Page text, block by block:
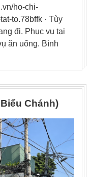
ho-chi-
to.78bffk · Tùy
đi. Phục vụ tại
ăn uống. Bình
Chánh)